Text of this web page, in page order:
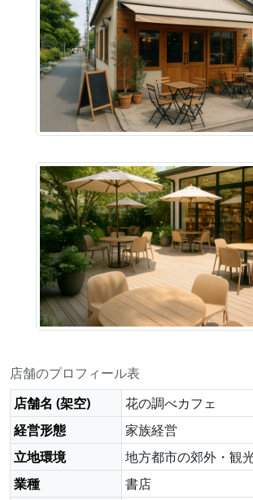
店舗のプロフィール表
店舗名 (架空)
花の調べカフェ
経営形態
家族経営
立地環境
地方都市の郊外・観
業種
書店